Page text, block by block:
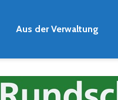
Aus der Verwaltung